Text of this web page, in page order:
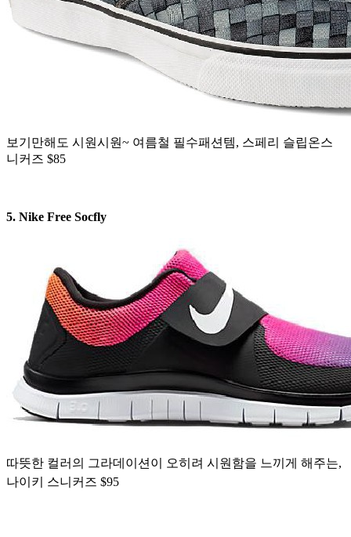
보기만해도 시원시원~ 여름철 필수패션템, 스페리 슬립온스
니커즈 $85
5. Nike Free Socfly
따뜻한 컬러의 그라데이션이 오히려 시원함을 느끼게 해주는,
나이키 스니커즈 $95